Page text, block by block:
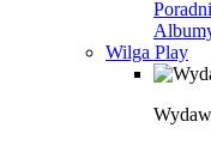
Wilga Play